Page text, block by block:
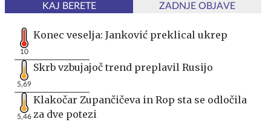
KAJ BERETE ZADNJE OBJAVE
10
Konec veselja: Janković preklical ukrep
5,69
Skrb vzbujajoč trend preplavil Rusijo
5,46
Klakočar Zupančičeva in Rop sta se odločila
za dve potezi